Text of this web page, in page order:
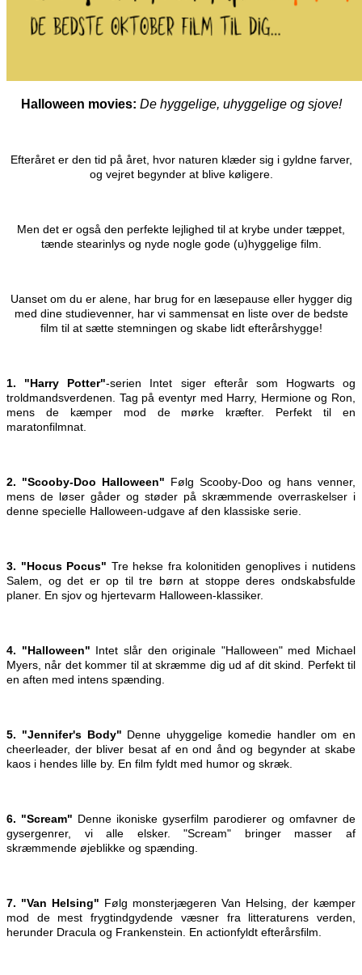
Halloween movies: De hyggelige, uhyggelige og sjove!
Efteråret er den tid på året, hvor naturen klæder sig i gyldne farver,
og vejret begynder at blive køligere.
Men det er også den perfekte lejlighed til at krybe under tæppet,
tænde stearinlys og nyde nogle gode (u)hyggelige film.
Uanset om du er alene, har brug for en læsepause eller hygger dig
med dine studievenner, har vi sammensat en liste over de bedste
film til at sætte stemningen og skabe lidt efterårshygge!
1. "Harry Potter"-serien Intet siger efterår som Hogwarts og
troldmandsverdenen. Tag på eventyr med Harry, Hermione og Ron,
mens de kæmper mod de mørke kræfter. Perfekt til en
maratonfilmnat.
2. "Scooby-Doo Halloween" Følg Scooby-Doo og hans venner,
mens de løser gåder og støder på skræmmende overraskelser i
denne specielle Halloween-udgave af den klassiske serie.
3. "Hocus Pocus" Tre hekse fra kolonitiden genoplives i nutidens
Salem, og det er op til tre børn at stoppe deres ondskabsfulde
planer. En sjov og hjertevarm Halloween-klassiker.
4. "Halloween" Intet slår den originale "Halloween" med Michael
Myers, når det kommer til at skræmme dig ud af dit skind. Perfekt til
en aften med intens spænding.
5. "Jennifer's Body" Denne uhyggelige komedie handler om en
cheerleader, der bliver besat af en ond ånd og begynder at skabe
kaos i hendes lille by. En film fyldt med humor og skræk.
6. "Scream" Denne ikoniske gyserfilm parodierer og omfavner de
gysergenrer, vi alle elsker. "Scream" bringer masser af
skræmmende øjeblikke og spænding.
7. "Van Helsing" Følg monsterjægeren Van Helsing, der kæmper
mod de mest frygtindgydende væsner fra litteraturens verden,
herunder Dracula og Frankenstein. En actionfyldt efterårsfilm.